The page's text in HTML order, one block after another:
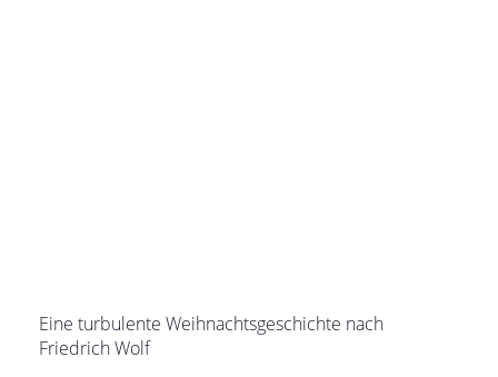
Eine turbulente Weihnachtsgeschichte nach
Friedrich Wolf